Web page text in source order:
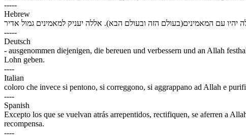
-----
Hebrew
-----
Deutsch
- ausgenommen diejenigen, die bereuen und verbessern und an Allah
Lohn geben.
----
Italian
coloro che invece si pentono, si correggono, si aggrappano ad Allah e
----
Spanish
Excepto los que se vuelvan atrás arrepentidos, rectifiquen, se aferren a
recompensa.
----